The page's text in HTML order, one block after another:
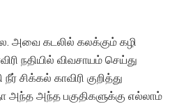
அவை கடலில் கலக்கும் கழி
நதியில் விவசாயம் செய்து
காவிரி குறித்து
அந்த அந்த பகுதிகளுக்கு எல்லாம்